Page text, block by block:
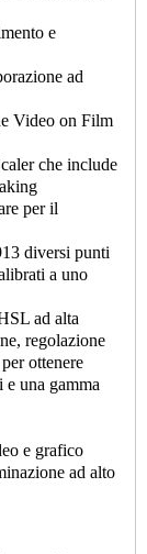
e
ad
Video on Film
che include
per il
diversi punti
a uno
ad alta
regolazione
ottenere
e una gamma
e grafico
ad alto